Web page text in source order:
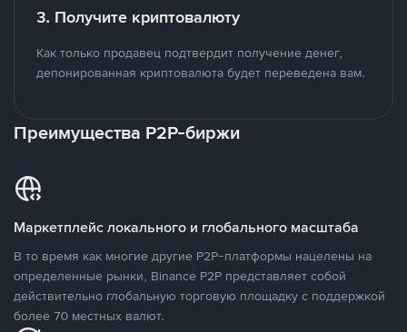
3. Получите криптовалюту
Как только продавец подтвердит получение денег,
депонированная криптовалюта будет переведена вам.
Преимущества P2P-биржи
Маркетплейс локального и глобального масштаба
В то время как многие другие P2P-платформы нацелены на
определенные рынки, Binance P2P представляет собой
действительно глобальную торговую площадку с поддержкой
более 70 местных валют.